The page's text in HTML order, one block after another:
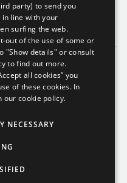
& Konditionen
Richtlinie
party) to send you
line with your
surfing the web.
out of the use of some or
"Show details" or consult
to find out more.
all cookies” you
of these cookies. In
our cookie policy.
NECESSARY